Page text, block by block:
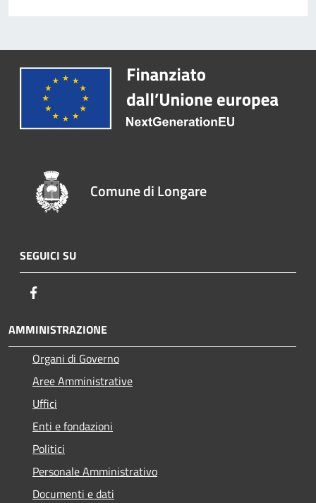
Comune di Longare
SEGUICI SU
AMMINISTRAZIONE
Organi di Governo
Aree Amministrative
Uffici
Enti e fondazioni
Politici
Personale Amministrativo
Documenti e dati